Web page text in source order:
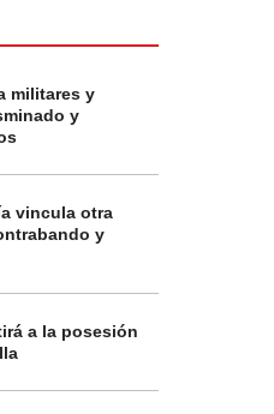
militares y
y
vincula otra
y
a la posesión